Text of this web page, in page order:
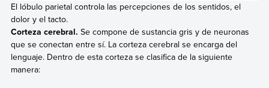
El lóbulo parietal controla las percepciones de los sentidos, el
dolor y el tacto.
Corteza cerebral. Se compone de sustancia gris y de neuronas
que se conectan entre sí. La corteza cerebral se encarga del
lenguaje. Dentro de esta corteza se clasifica de la siguiente
manera: